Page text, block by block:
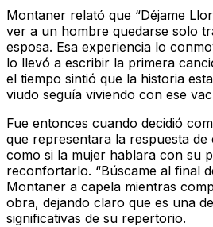
Montaner relató que “Déjame
ver a un hombre quedarse solo
esposa. Esa experiencia lo
lo llevó a escribir la primera
el tiempo sintió que la historia
viudo seguía viviendo con ese
Fue entonces cuando decidió
que representara la respuesta de
como si la mujer hablara con su
reconfortarlo. “Búscame al final
Montaner a capela mientras
obra, dejando claro que es una
significativas de su repertorio.